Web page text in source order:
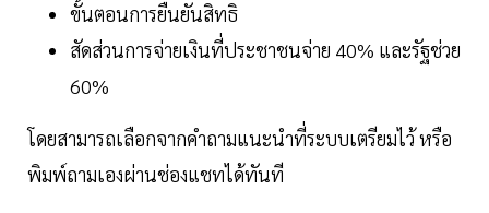
ขั้นตอนการยืนยันสิทธิ
สัดส่วนการจ่ายเงินที่ประชาชนจ่าย 40% และรัฐช่วย
60%
โดยสามารถเลือกจากคำถามแนะนำที่ระบบเตรียมไว้ หรือ
พิมพ์ถามเองผ่านช่องแชทได้ทันที